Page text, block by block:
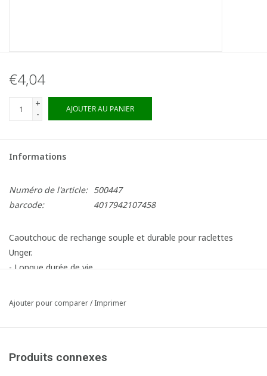
€4,04
+
-
AJOUTER AU PANIER
Informations
Numéro de l'article: 500447
barcode:
4017942107458
Caoutchouc de rechange souple et durable pour raclettes
Unger.
- Longue durée de vie.
- Glisse légèrement et rapidement sur la surface.
Fiche produit
Ajouter pour comparer/Imprimer
Produits connexes